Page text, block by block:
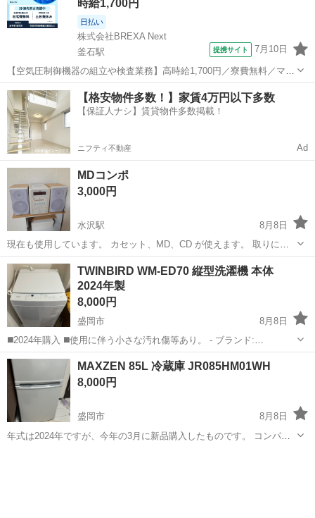
時給1,700円
日払い
株式会社BREXA Next
釜石駅
提携サイト 7月10日
【空気圧制御機器の組立や検査業務】高時給1,700円／寮費無料／マイ
カー通勤OK＆工場敷地内に無料駐車場あり 人気の工場のお仕事 ◇空
気圧制御機器（シリンダ、バルブ等）の製造・組立、検査、梱包、入
出荷業務◇ ＊大手メーカー...
岩手 釜石市 釜石駅 その他
【格安物件多数！】家賃4万円以下多数
【保証人ナシ】賃貸物件多数掲載！
ニフティ不動産 Ad
MDコンポ
3,000円
水沢駅
8月8日
現在も使用しています。 カセット、MD、CD が使えます。 取りに来
ていただければ、受取時間は合わせます。
岩手 奥州市 カセット
TWINBIRD WM-ED70 縦型洗濯機 本体
2024年製
8,000円
盛岡市
8月8日
◼️2024年購入 ◼️使用に伴う小さな汚れ傷等あり。 - ブランド:
TWINBIRD - モデル名: WM-ED70 - カラー: ホワイト - 容量: 7.0kg - 特
長: 縦型洗濯機 全自動
岩手 盛岡市 生活家電
MAXZEN 85L 冷蔵庫 JR085HM01WH
8,000円
盛岡市
8月8日
年式は2024年ですが、今年の3月に新品購入したものです。 コンパク